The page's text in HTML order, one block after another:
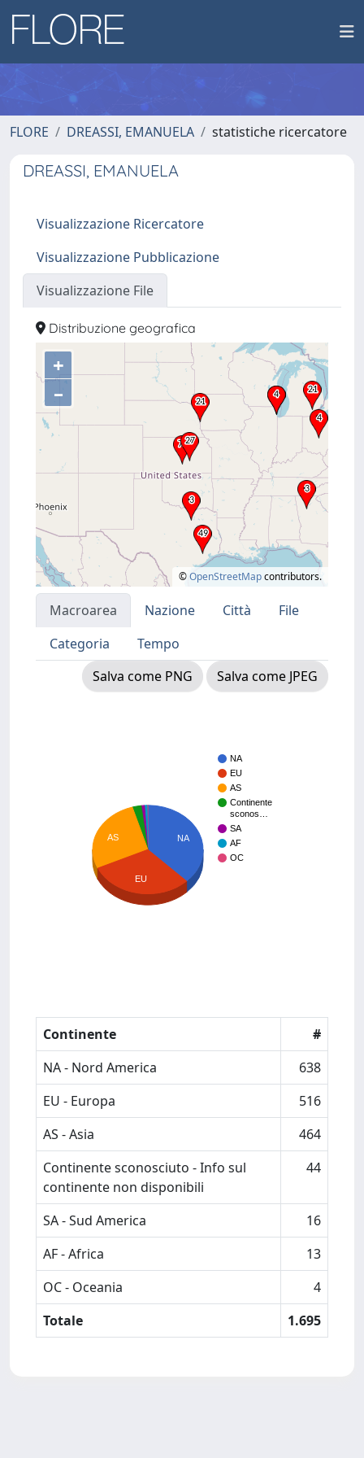
FLORE DREASSI, EMANUELA statistiche ricercatore
DREASSI, EMANUELA
Visualizzazione Ricercatore
Visualizzazione Pubblicazione
Visualizzazione File
Distribuzione geografica
+
–
©OpenStreetMapcontributors.
Macroarea Nazione Città
File
Categoria
Tempo
Salva come PNG
Salva come JPEG
NA
EU
AS
Continente
sconos…
SA
AF
OC
NA
AS
EU
Continente
#
NA - Nord America
638
EU - Europa
516
AS - Asia
464
Continente sconosciuto - Info sul
continente non disponibili
44
SA - Sud America
16
AF - Africa
13
OC - Oceania
4
Totale
1.695